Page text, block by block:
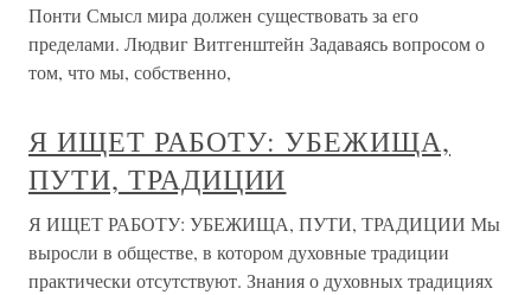
Понти Смысл мира должен существовать за его
пределами. Людвиг Витгенштейн Задаваясь вопросом о
том, что мы, собственно,
Я ИЩЕТ РАБОТУ: УБЕЖИЩА,
ПУТИ, ТРАДИЦИИ
Я ИЩЕТ РАБОТУ: УБЕЖИЩА, ПУТИ, ТРАДИЦИИ Мы
выросли в обществе, в котором духовные традиции
практически отсутствуют. Знания о духовных традициях